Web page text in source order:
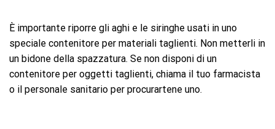
È importante riporre gli aghi e le siringhe usati in uno
speciale contenitore per materiali taglienti. Non metterli in
un bidone della spazzatura. Se non disponi di un
contenitore per oggetti taglienti, chiama il tuo farmacista
o il personale sanitario per procurartene uno.